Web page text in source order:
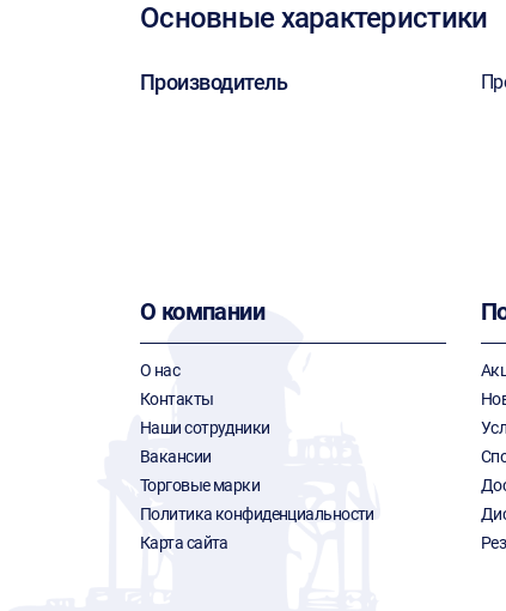
Основные характеристики
Производитель
О компании
О нас
Контакты
Наши сотрудники
Вакансии
Торговые марки
Политика конфиденциальности
Карта сайта